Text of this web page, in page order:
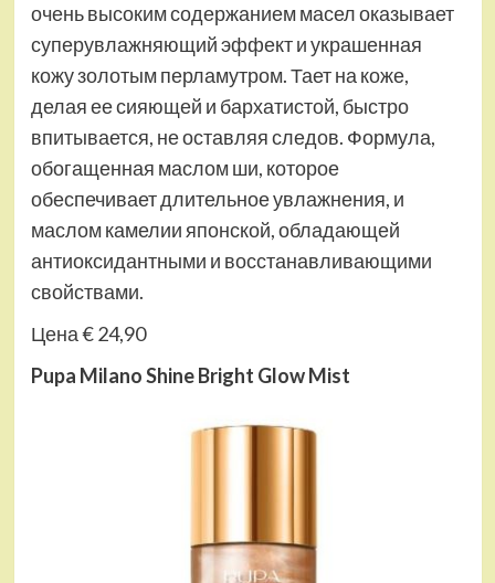
очень высоким содержанием масел оказывает
суперувлажняющий эффект и украшенная
кожу золотым перламутром. Тает на коже,
делая ее сияющей и бархатистой, быстро
впитывается, не оставляя следов. Формула,
обогащенная маслом ши, которое
обеспечивает длительное увлажнения, и
маслом камелии японской, обладающей
антиоксидантными и восстанавливающими
свойствами.
Цена € 24,90
Pupa Milano Shine Bright Glow Mist